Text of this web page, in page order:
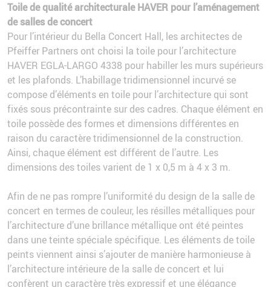
Toile de qualité architecturale HAVER pour l’aménagement
de salles de concert
Pour l’intérieur du Bella Concert Hall, les architectes de
Pfeiffer Partners ont choisi la toile pour l’architecture
HAVER EGLA-LARGO 4338 pour habiller les murs supérieurs
et les plafonds. L’habillage tridimensionnel incurvé se
compose d’éléments en toile pour l’architecture qui sont
fixés sous précontrainte sur des cadres. Chaque élément en
toile possède des formes et dimensions différentes en
raison du caractère tridimensionnel de la construction.
Ainsi, chaque élément est différent de l’autre. Les
dimensions des toiles varient de 1 x 0,5 m à 4 x 3 m.
Afin de ne pas rompre l’uniformité du design de la salle de
concert en termes de couleur, les résilles métalliques pour
l’architecture d’une brillance métallique ont été peintes
dans une teinte spéciale spécifique. Les éléments de toile
peints viennent ainsi s’ajouter de manière harmonieuse à
l’architecture intérieure de la salle de concert et lui
confèrent un caractère très expressif et une élégance